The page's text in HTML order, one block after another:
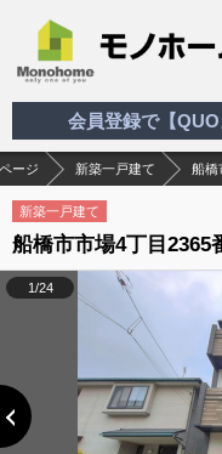
会員登録で【
ージ 新築一戸建て 船橋
新築一戸建て
船橋市市場4丁目
1/24